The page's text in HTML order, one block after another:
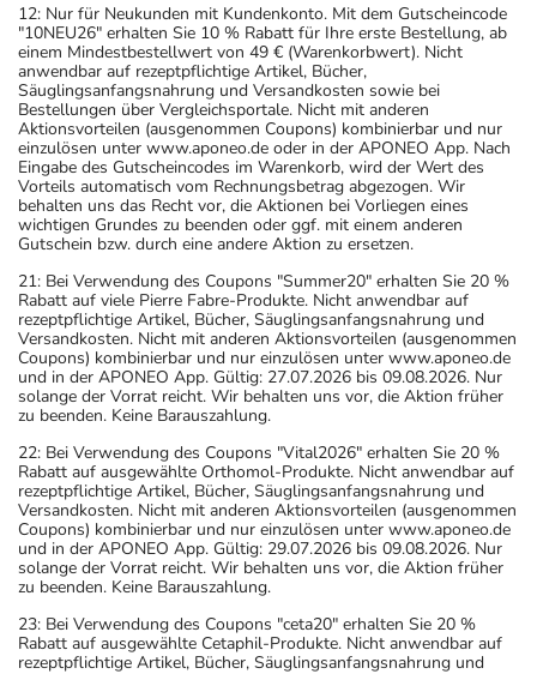
12: Nur für Neukunden mit Kundenkonto. Mit dem Gutscheincode
"10NEU26" erhalten Sie 10 % Rabatt für Ihre erste Bestellung, ab
einem Mindestbestellwert von 49 € (Warenkorbwert). Nicht
anwendbar auf rezeptpflichtige Artikel, Bücher,
Säuglingsanfangsnahrung und Versandkosten sowie bei
Bestellungen über Vergleichsportale. Nicht mit anderen
Aktionsvorteilen (ausgenommen Coupons) kombinierbar und nur
einzulösen unter www.aponeo.de oder in der APONEO App. Nach
Eingabe des Gutscheincodes im Warenkorb, wird der Wert des
Vorteils automatisch vom Rechnungsbetrag abgezogen. Wir
behalten uns das Recht vor, die Aktionen bei Vorliegen eines
wichtigen Grundes zu beenden oder ggf. mit einem anderen
Gutschein bzw. durch eine andere Aktion zu ersetzen.
21: Bei Verwendung des Coupons "Summer20" erhalten Sie 20 %
Rabatt auf viele Pierre Fabre-Produkte. Nicht anwendbar auf
rezeptpflichtige Artikel, Bücher, Säuglingsanfangsnahrung und
Versandkosten. Nicht mit anderen Aktionsvorteilen (ausgenommen
Coupons) kombinierbar und nur einzulösen unter www.aponeo.de
und in der APONEO App. Gültig: 27.07.2026 bis 09.08.2026. Nur
solange der Vorrat reicht. Wir behalten uns vor, die Aktion früher
zu beenden. Keine Barauszahlung.
22: Bei Verwendung des Coupons "Vital2026" erhalten Sie 20 %
Rabatt auf ausgewählte Orthomol-Produkte. Nicht anwendbar auf
rezeptpflichtige Artikel, Bücher, Säuglingsanfangsnahrung und
Versandkosten. Nicht mit anderen Aktionsvorteilen (ausgenommen
Coupons) kombinierbar und nur einzulösen unter www.aponeo.de
und in der APONEO App. Gültig: 29.07.2026 bis 09.08.2026. Nur
solange der Vorrat reicht. Wir behalten uns vor, die Aktion früher
zu beenden. Keine Barauszahlung.
23: Bei Verwendung des Coupons "ceta20" erhalten Sie 20 %
Rabatt auf ausgewählte Cetaphil-Produkte. Nicht anwendbar auf
rezeptpflichtige Artikel, Bücher, Säuglingsanfangsnahrung und